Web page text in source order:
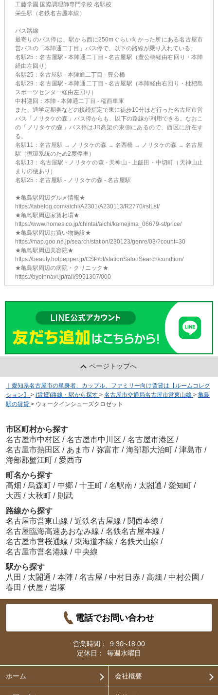
工藤学園 国際調理師専門学校 名駅校
栄生駅（名鉄名古屋本線）
バス路線
最寄りのバス停は、駅から西に250mぐらい向かった所にある名古屋市
営バスの「本陣通二丁目」バス停で、以下の路線が乗り入れている。
名駅25：名古屋駅 - 本陣通二丁目 - 名古屋駅（豊公橋経由右回り・本陣
経由左回り）
名駅25：名古屋駅 - 本陣通二丁目 - 豊公橋
名駅29：名古屋駅 - 本陣通二丁目 - 名古屋駅（本陣経由右回り・枇杷島
スポーツセンター経由左回り）
中村巡回：本陣 - 本陣通二丁目 - 稲西車庫
また、通学定期券などの接続指定で東に徒歩10分ほど行った名古屋市営
バス「ノリタケの森」バス停からも、以下の路線が利用できる。なおこ
の「ノリタケの森」バス停はJR高架の東側にあるので、西区に所在す
る。
名駅11：名古屋駅 → ノリタケの森 → 名西橋 → ノリタケの森 → 名古屋
駅（循環系統のため2度停車）
名駅13：名古屋駅 - ノリタケの森 - 天神山 - 上飯田・中切町（天神山止
まりの便あり）
名駅25：名古屋駅 - ノリタケの森 - 名古屋駅
★亀島駅周辺グルメ情報★
https://tabelog.com/aichi/A2301/A230113/R2770/rstLst/
★亀島駅周辺家賃相場★
https://www.homes.co.jp/chintai/aichi/kamejima_06679-st/price/
★亀島駅周辺お買い物施設★
https://map.goo.ne.jp/search/station/230123/genre/03/?count=30
★亀島駅周辺美容院★
https://beauty.hotpepper.jp/CSP/bt/stationSalonSearch/condtion/
★亀島駅周辺の病院・クリニック★
https://byoinnavi.jp/rail/9951307/000
ページトップへ
｜愛知県名古屋市の単身者、カップル、ファミリー向け賃貸は【ルームコレク
ション】
> (賃貸)路線・駅から探す > 名古屋市交通局名古屋市営東山線 > 亀島
駅の賃貸 > ウォークインシューズクロゼット
市区町村から探す
名古屋市中村区 / 名古屋市中川区 / 名古屋市港区 /
名古屋市熱田区 / あま市 / 弥富市 / 海部郡大治町 / 津島市 /
海部郡蟹江町 / 愛西市
町名から探す
高畑 / 烏森町 / 中郷 / 十王町 / 名駅南 / 太閤通 / 愛知町 /
大西 / 大秋町 / 則武
路線から探す
名古屋市営東山線 / 近鉄名古屋線 / 関西本線 /
名古屋臨海高速あおなみ線 / 名鉄名古屋本線 /
名古屋市営桜通線 / 東海道本線 / 名鉄犬山線 /
名古屋市営名港線 / 中央線
駅から探す
八田 / 太閤通 / 本陣 / 名古屋 / 中村日赤 / 高畑 / 中村公園 /
春田 / 伏屋 / 岩塚
電話でお問い合わせ
営業時間：
9:30~18:00
定休日：
毎週水曜日
ホーム 会社概要